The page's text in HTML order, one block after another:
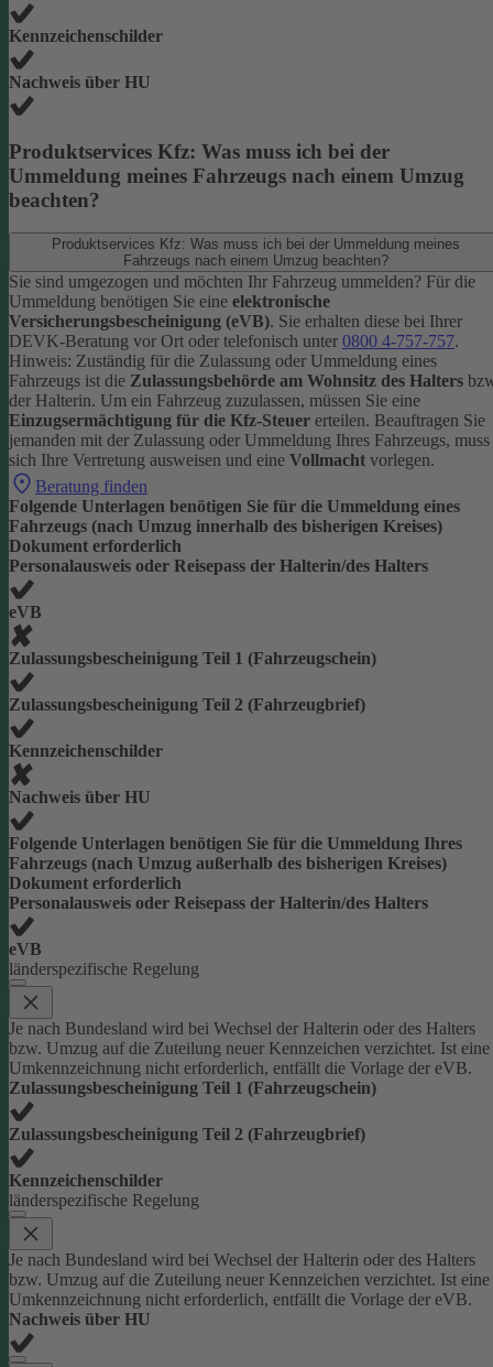
Kennzeichenschilder
Nachweis über HU
Produktservices Kfz: Was muss ich bei der
Ummeldung meines Fahrzeugs nach einem Umzug
beachten?
Produktservices Kfz: Was muss ich bei der Ummeldung meines
Fahrzeugs nach einem Umzug beachten?
Sie sind umgezogen und möchten Ihr Fahrzeug ummelden? Für die
Ummeldung benötigen Sie eine elektronische
Versicherungsbescheinigung (eVB). Sie erhalten diese bei Ihrer
DEVK-Beratung vor Ort oder telefonisch unter 0800 4-757-757.
Hinweis: Zuständig für die Zulassung oder Ummeldung eines
Fahrzeugs ist die Zulassungsbehörde am Wohnsitz des Halters
der Halterin. Um ein Fahrzeug zuzulassen, müssen Sie eine
Einzugsermächtigung für die Kfz-Steuer erteilen. Beauftragen Sie
jemanden mit der Zulassung oder Ummeldung Ihres Fahrzeugs, muss
sich Ihre Vertretung ausweisen und eine Vollmacht vorlegen.
Beratung finden
Folgende Unterlagen benötigen Sie für die Ummeldung eines
Fahrzeugs (nach Umzug innerhalb des bisherigen Kreises)
Dokument erforderlich
Personalausweis oder Reisepass der Halterin/des Halters
eVB
Zulassungsbescheinigung Teil 1 (Fahrzeugschein)
Zulassungsbescheinigung Teil 2 (Fahrzeugbrief)
Kennzeichenschilder
Nachweis über HU
Folgende Unterlagen benötigen Sie für die Ummeldung Ihres
Fahrzeugs (nach Umzug außerhalb des bisherigen Kreises)
Dokument erforderlich
Personalausweis oder Reisepass der Halterin/des Halters
eVB
länderspezifische Regelung
Je nach Bundesland wird bei Wechsel der Halterin oder des Halters
bzw. Umzug auf die Zuteilung neuer Kennzeichen verzichtet. Ist eine
Umkennzeichnung nicht erforderlich, entfällt die Vorlage der eVB.
Zulassungsbescheinigung Teil 1 (Fahrzeugschein)
Zulassungsbescheinigung Teil 2 (Fahrzeugbrief)
Kennzeichenschilder
länderspezifische Regelung
Je nach Bundesland wird bei Wechsel der Halterin oder des Halters
bzw. Umzug auf die Zuteilung neuer Kennzeichen verzichtet. Ist eine
Umkennzeichnung nicht erforderlich, entfällt die Vorlage der eVB.
Nachweis über HU